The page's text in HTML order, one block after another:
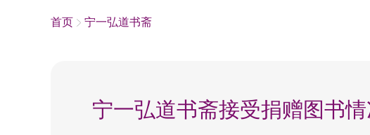
首页 宁一弘道书斋
宁一弘道书斋接受捐赠图书情